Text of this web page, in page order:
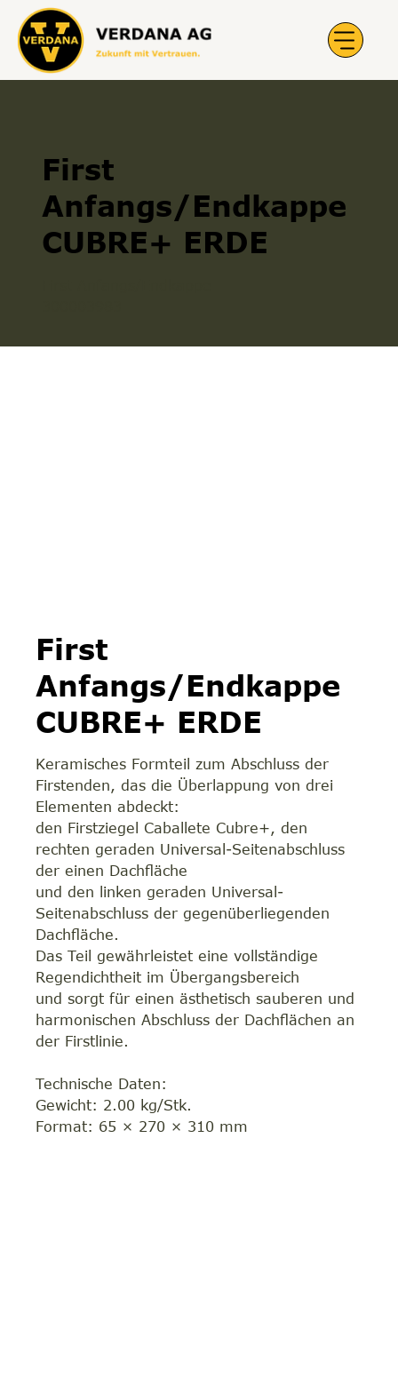
First
Anfangs/Endkappe
CUBRE+ ERDE
First
Anfangs/Endkappe
CUBRE+ ERDE
Keramisches Formteil zum Abschluss der
Firstenden, das die Überlappung von drei
Elementen abdeckt:
den Firstziegel Caballete Cubre+, den
rechten geraden Universal-Seitenabschluss
der einen Dachfläche
und den linken geraden Universal-
Seitenabschluss der gegenüberliegenden
Dachfläche.
Das Teil gewährleistet eine vollständige
Regendichtheit im Übergangsbereich
und sorgt für einen ästhetisch sauberen und
harmonischen Abschluss der Dachflächen an
der Firstlinie.
Technische Daten:
Gewicht: 2.00 kg/Stk.
Format: 65 × 270 × 310 mm